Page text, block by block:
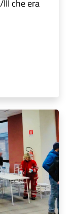
che era